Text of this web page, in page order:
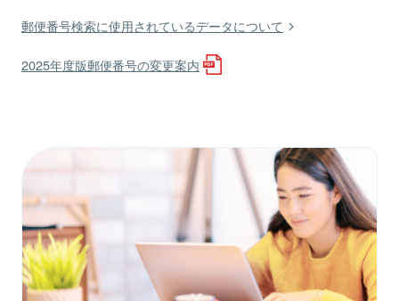
郵便番号検索に使用されているデータについて
2025年度版郵便番号の変更案内